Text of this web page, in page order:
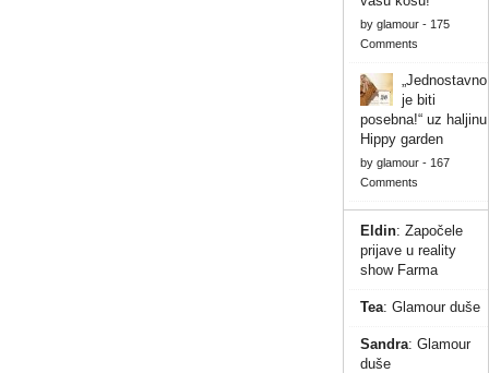
by glamour- 175
Comments
„Jednostavno
je biti
posebna!“ uz haljinu
Hippy garden
by glamour- 167
Comments
Eldin: Započele
prijave u reality
show Farma
Tea: Glamour duše
Sandra: Glamour
duše